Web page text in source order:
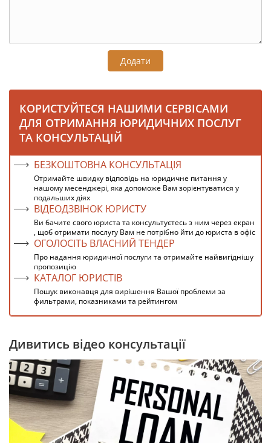
Додати
КОРИСТУЙТЕСЯ НАШИМИ СЕРВІСАМИ
ДЛЯ ОТРИМАННЯ ЮРИДИЧНИХ ПОСЛУГ
ТА КОНСУЛЬТАЦІЙ
БЕЗКОШТОВНА КОНСУЛЬТАЦІЯ
Отримайте швидку відповідь на юридичне питання у
нашому месенджері, яка допоможе Вам зорієнтуватися у
подальших діях
ВІДЕОДЗВІНОК ЮРИСТУ
Ви бачите свого юриста та консультуєтесь з ним через екран
, щоб отримати послугу Вам не потрібно йти до юриста в офіс
ОГОЛОСІТЬ ВЛАСНИЙ ТЕНДЕР
Про надання юридичної послуги та отримайте найвигіднішу
пропозицію
КАТАЛОГ ЮРИСТІВ
Пошук виконавця для вирішення Вашої проблеми за
фильтрами, показниками та рейтингом
Дивитись відео консультації